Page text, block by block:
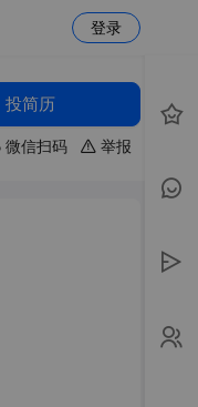
登录
投简历
微信扫码 举报